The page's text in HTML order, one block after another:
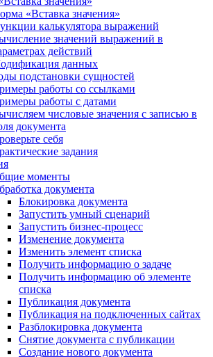
«Вставка значения»
калькулятора выражений
значений выражений в
действий
данных
подстановки сущностей
работы со ссылками
работы с датами
числовые значения с записью в
документа
себя
задания
моменты
документа
Блокировка документа
Запустить умный сценарий
Запустить бизнес-процесс
Изменение документа
Изменить элемент списка
Получить информацию о задаче
Получить информацию об элементе
списка
Публикация документа
Публикация на подключенных сайтах
Разблокировка документа
Снятие документа с публикации
Создание нового документа